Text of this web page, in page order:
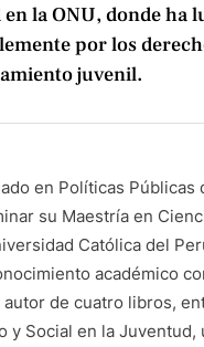
en la ONU, donde ha
por los
juvenil.
en Políticas Públicas
su Maestría en
Católica del
académico
autor de cuatro libros,
y Social en la Juventud,